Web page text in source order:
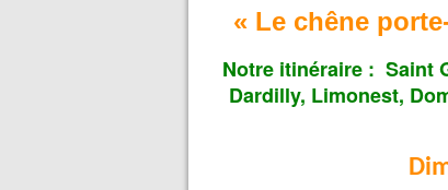
« Le chêne
Notre itinéraire : Saint
Dardilly, Limonest,